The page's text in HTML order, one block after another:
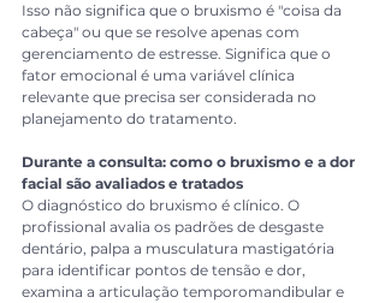
Isso não significa que o bruxismo é "coisa da
cabeça" ou que se resolve apenas com
gerenciamento de estresse. Significa que o
fator emocional é uma variável clínica
relevante que precisa ser considerada no
planejamento do tratamento.
Durante a consulta: como o bruxismo e a dor
facial são avaliados e tratados
O diagnóstico do bruxismo é clínico. O
profissional avalia os padrões de desgaste
dentário, palpa a musculatura mastigatória
para identificar pontos de tensão e dor,
examina a articulação temporomandibular e